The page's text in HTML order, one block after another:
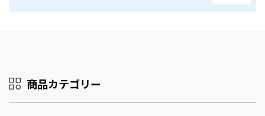
商品カテゴリー